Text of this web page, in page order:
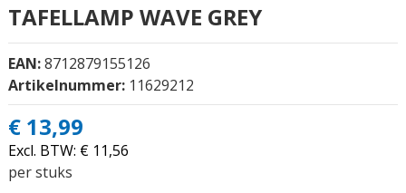
TAFELLAMP WAVE GREY
EAN:8712879155126
Artikelnummer: 11629212
€ 13,99
Excl. BTW: € 11,56
per stuks